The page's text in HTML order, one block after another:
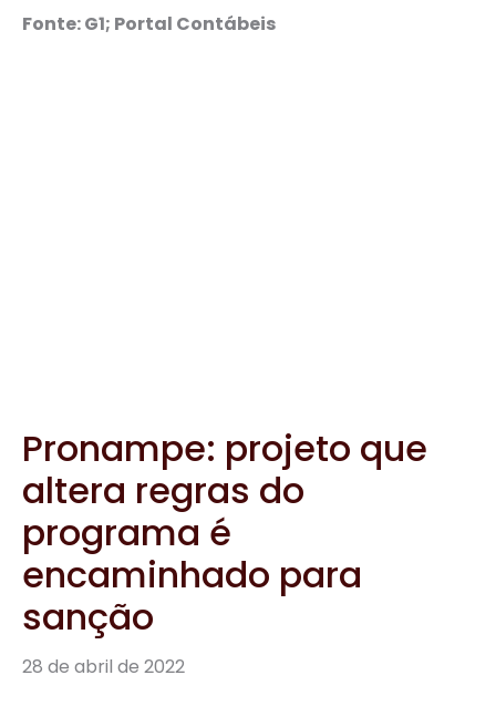
Fonte: G1; Portal Contábeis
IRPF 2022: confira guia
para fazer a declaração
de criptoativos
28 de abril de 2022